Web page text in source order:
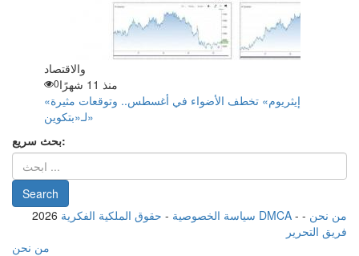
والاقتصاد
منذ 11 شهرًا
0
«إيثريوم» تخطف الأضواء في أغسطس.. وتوقعات مثيرة
لـ«بتكوين»
بحث سريع:
2026 سياسة الخصوصية - حقوق الملكية الفكرية DMCA - من نحن -
فريق التحرير
من نحن